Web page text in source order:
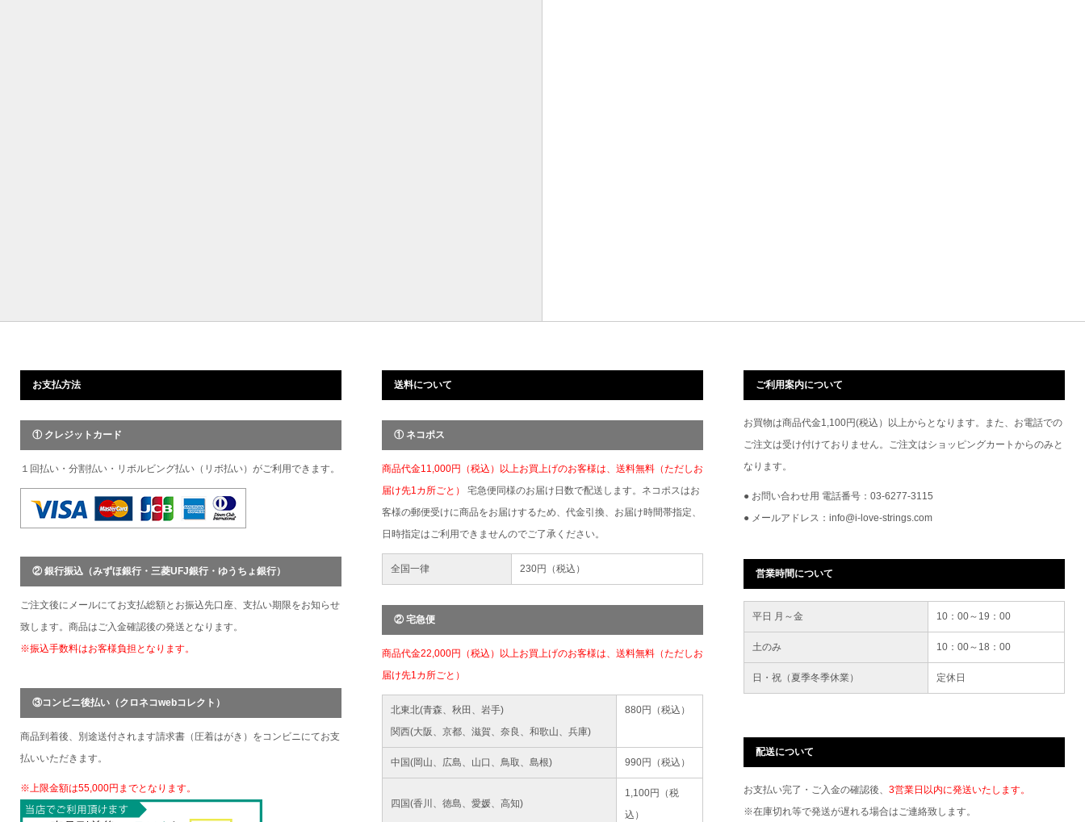
お支払方法
① クレジットカード
１回払い・分割払い・リボルビング払い（リボ払い）がご利用できます。
② 銀行振込（みずほ銀行・三菱UFJ銀行・ゆうちょ銀行）
ご注文後にメールにてお支払総額とお振込先口座、支払い期限をお知らせ
致します。商品はご入金確認後の発送となります。
※振込手数料はお客様負担となります。
③コンビニ後払い（クロネコwebコレクト）
商品到着後、別途送付されます請求書（圧着はがき）をコンビニにてお支
払いいただきます。
※上限金額は55,000円までとなります。
送料について
① ネコポス
商品代金11,000円（税込）以上お買上げのお客様は、送料無料（ただしお
届け先1カ所ごと） 宅急便同様のお届け日数で配送します。ネコポスはお
客様の郵便受けに商品をお届けするため、代金引換、お届け時間帯指定、
日時指定はご利用できませんのでご了承ください。
全国一律 230円（税込）
② 宅急便
商品代金22,000円（税込）以上お買上げのお客様は、送料無料（ただしお
届け先1カ所ごと）
北東北(青森、秋田、岩手)
関西(大阪、京都、滋賀、奈良、和歌山、兵庫)
880円（税込）
中国(岡山、広島、山口、鳥取、島根) 990円（税込）
四国(香川、徳島、愛媛、高知)
1,100円（税
込）
ご利用案内について
お買物は商品代金1,100円(税込）以上からとなります。また、お電話での
ご注文は受け付けておりません。ご注文はショッピングカートからのみと
なります。
● お問い合わせ用 電話番号：03-6277-3115
● メールアドレス：info@i-love-strings.com
営業時間について
平日 月～金 10：00～19：00
土のみ 10：00～18：00
日・祝（夏季冬季休業） 定休日
配送について
お支払い完了・ご入金の確認後、 3営業日以内に発送いたします。
※在庫切れ等で発送が遅れる場合はご連絡致します。